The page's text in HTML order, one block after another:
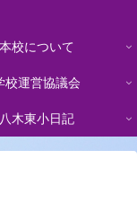
本校について
校運営協議会
八木東小日記